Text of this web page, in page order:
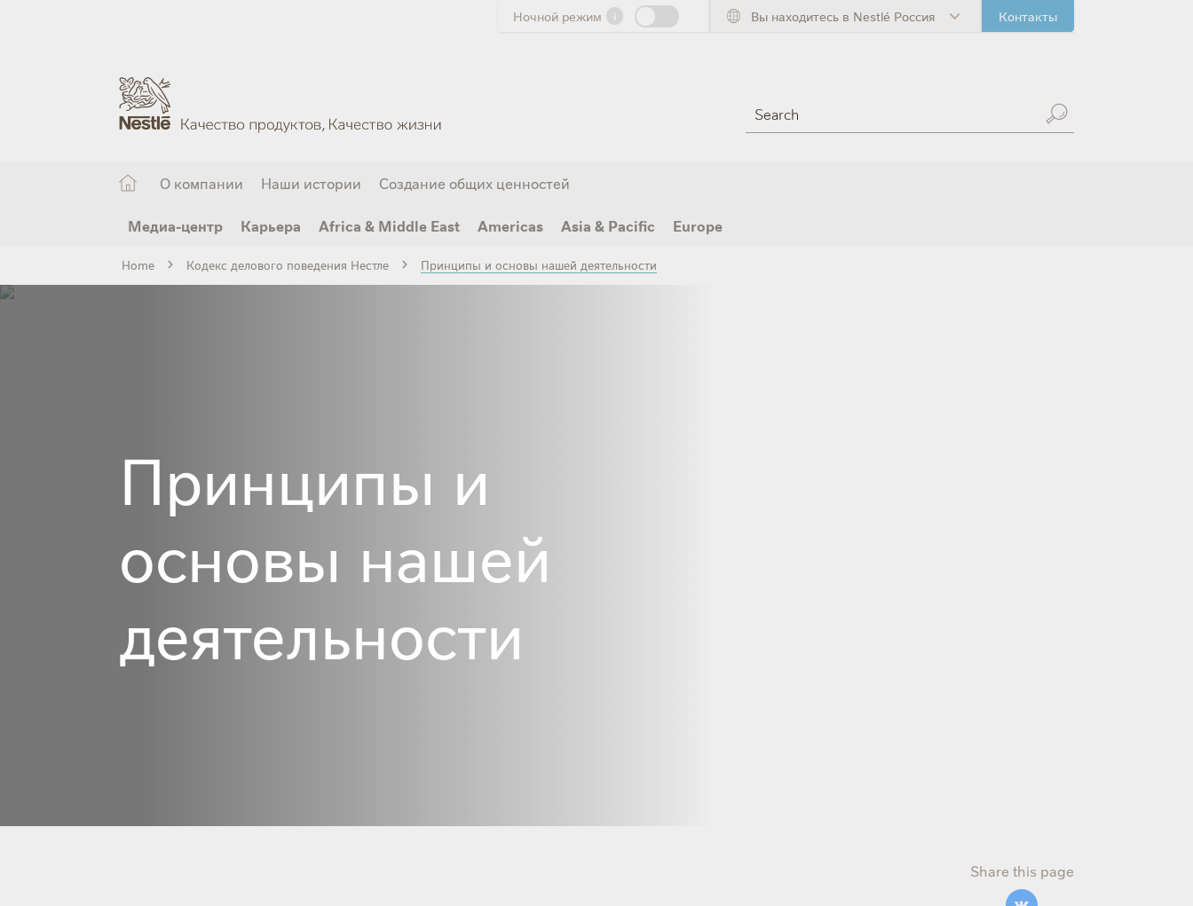
Ночной режим i Вы находитесь в Nestlé Россия Контакты
О компании Наши истории Создание общих ценностей
Медиа-центр Карьера Africa & Middle East Americas Asia & Pacific Europe
Home Кодекс делового поведения Нестле Принципы и основы нашей деятельности
Принципы и
основы нашей
деятельности
Share this page